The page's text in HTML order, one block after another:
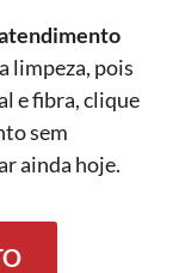
limpeza, pois
e fibra, clique
sem
ainda hoje.